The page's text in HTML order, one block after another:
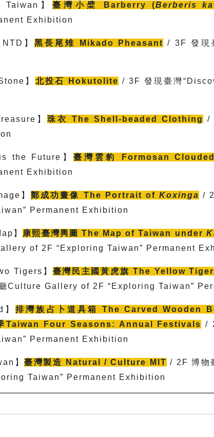
Taiwan 】 臺灣小檗 Barberry (Berberis
Exhibition
】 黑長尾雉 Mikado Pheasant / 3F 發現
】 北投石 Hokutolite / 3F 發現臺灣
】 珠衣The Shell-beaded Clothing /
the Future】 臺灣雲豹 Formosan
Exhibition
】鄭成功畫像 The Portrait of Koxinga /
Permanent Exhibition
】 康熙臺灣輿圖The Map of Taiwan under
of 2F “Exploring Taiwan” Permanent
Tigers 】 臺灣民主國黃虎旗The Yellow
廳Culture Gallery of 2F “Exploring Taiwan”
】排灣族占卜道具箱 The Carved Wooden
Taiwan Four Seasons: Annual Festivals /
Permanent Exhibition
】臺灣製造 Natural / Culture MIT / 2F博物
Taiwan” Permanent Exhibition